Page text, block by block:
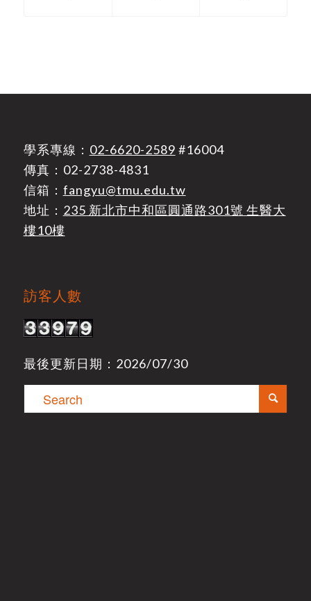
學系專線： 02-6620-2589 #16004
傳真：02-2738-4831
信箱： fangyu@tmu.edu.tw
地址： 235 新北市中和區圓通路301號 生醫大
樓10樓
訪客人數
最後更新日期：2026/07/30